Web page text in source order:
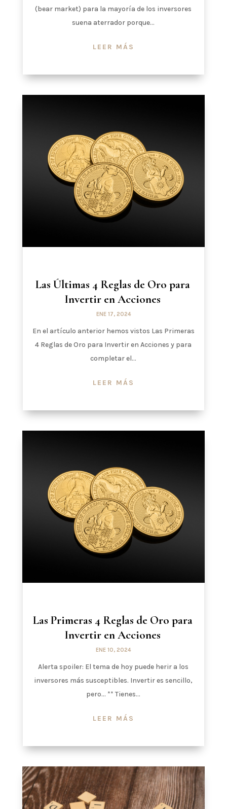
(bear market) para la mayoría de los inversores
suena aterrador porque...
LEER MÁS
Las Últimas 4 Reglas de Oro para
Invertir en Acciones
ENE 17, 2024
En el artículo anterior hemos vistos Las Primeras
4 Reglas de Oro para Invertir en Acciones y para
completar el...
LEER MÁS
Las Primeras 4 Reglas de Oro para
Invertir en Acciones
ENE 10, 2024
Alerta spoiler: El tema de hoy puede herir a los
inversores más susceptibles. Invertir es sencillo,
pero… ** Tienes...
LEER MÁS